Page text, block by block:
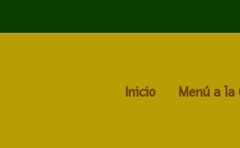
Inicio Menú a la